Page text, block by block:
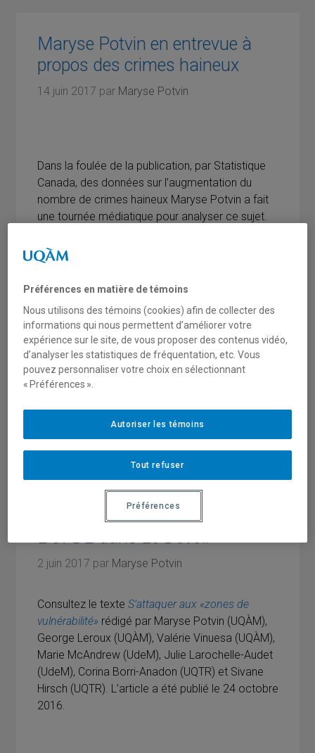
Maryse Potvin en entrevue à
propos des crimes haineux
14 juin 2017 par Maryse Potvin
Dans la foulée de la publication, par Statistique
Canada, des données sur l’augmentation du
nombre de crimes haineux Maryse Potvin a fait
une tournée médiatique pour analyser ce sujet.
Elle s’est ainsi entretenue dans le cadre de 6
émissions du matin d’Ici Première, le 13 juin
2017, à travers le Canada (Halifax, Edmonton,
avec Annie Desrochers à l’émissionLe 15/18 ,
dans le cadre de l’émissionRadio-Canada cet
après-midi et à l’émission24/60 avec Anne-
Marie Dusseaultsur Ici RDI.
Catégories
Événements passés,Médias
L’OFDE dans Le Devoir
2 juin 2017 par Maryse Potvin
Consultez le texte S’attaquer aux «zones de
vulnérabilité» rédigé par Maryse Potvin (UQÀM),
George Leroux (UQÀM), Valérie Vinuesa (UQÀM),
Marie McAndrew (UdeM), Julie Larochelle-Audet
(UdeM), Corina Borri-Anadon (UQTR) et Sivane
Hirsch (UQTR). L’article a été publié le 24 octobre
2016.
Préférences en matière de témoins
Nous utilisons des témoins (cookies) afin de collecter des
informations qui nous permettent d’améliorer votre
expérience sur le site, de vous proposer des contenus vidéo,
d’analyser les statistiques de fréquentation, etc. Vous
pouvez personnaliser votre choix en sélectionnant
« Préférences ».
Tout refuser
Autoriser les témoins
Préférences